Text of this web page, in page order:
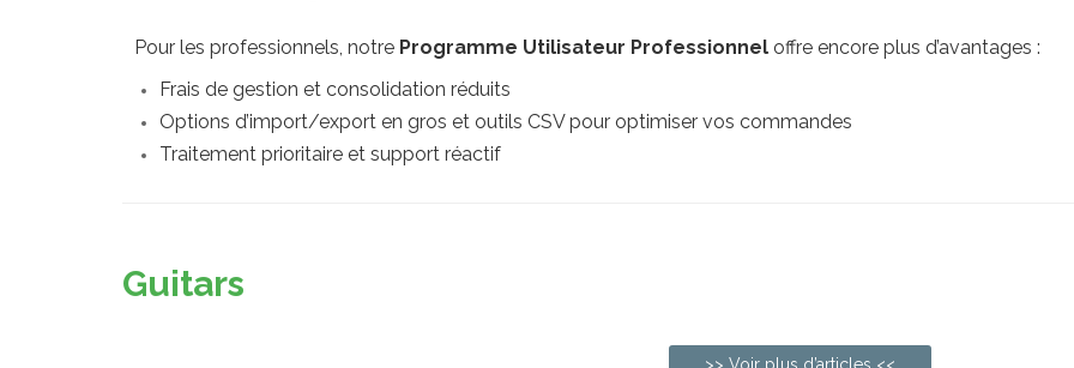
Pour les professionnels, notre Programme Utilisateur Professionnel offre encore plus d’avantages :
Frais de gestion et consolidation réduits
Options d’import/export en gros et outils CSV pour optimiser vos commandes
Traitement prioritaire et support réactif
Guitars